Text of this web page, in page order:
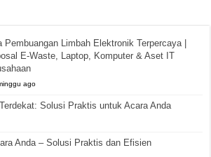
Pembuangan Limbah Elektronik Terpercaya |
E-Waste, Laptop, Komputer & Aset IT
ago
Solusi Praktis untuk Acara Anda
Anda – Solusi Praktis dan Efisien